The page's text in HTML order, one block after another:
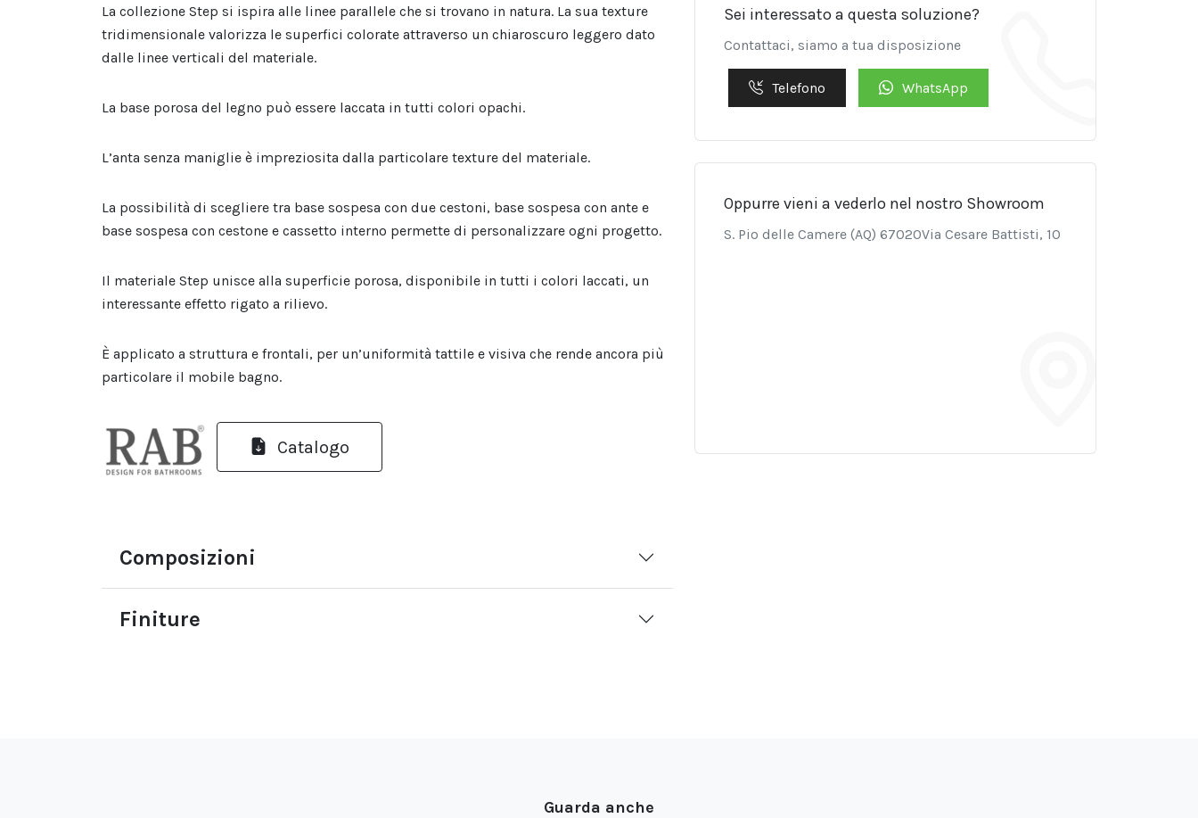
La collezione Step si ispira alle linee parallele che si trovano in natura. La sua texture
tridimensionale valorizza le superfici colorate attraverso un chiaroscuro leggero dato
dalle linee verticali del materiale.
La base porosa del legno può essere laccata in tutti colori opachi.
L’anta senza maniglie è impreziosita dalla particolare texture del materiale.
La possibilità di scegliere tra base sospesa con due cestoni, base sospesa con ante e
base sospesa con cestone e cassetto interno permette di personalizzare ogni progetto.
Il materiale Step unisce alla superficie porosa, disponibile in tutti i colori laccati, un
interessante effetto rigato a rilievo.
È applicato a struttura e frontali, per un’uniformità tattile e visiva che rende ancora più
particolare il mobile bagno.
Catalogo
Composizioni
Finiture
Sei interessato a questa soluzione?
Contattaci, siamo a tua disposizione
Telefono WhatsApp
Oppurre vieni a vederlo nel nostro Showroom
S. Pio delle Camere (AQ) 67020Via Cesare Battisti, 10
Guarda anche